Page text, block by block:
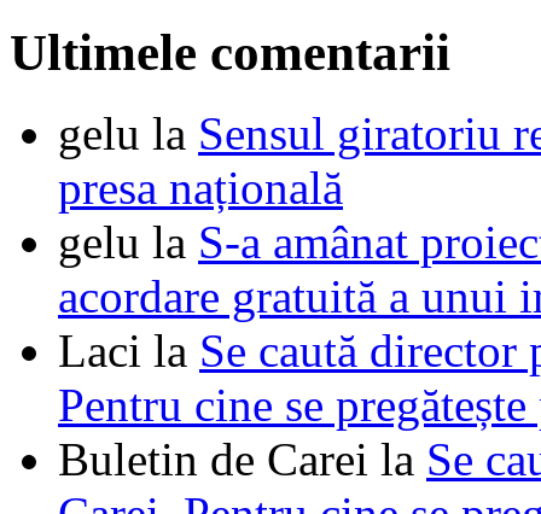
Ultimele comentarii
gelu la Sensul giratoriu
presa națională
gelu la S-a amânat
acordare gratuită a unui
Laci la Se caută
Pentru cine se
Buletin de Carei la Se